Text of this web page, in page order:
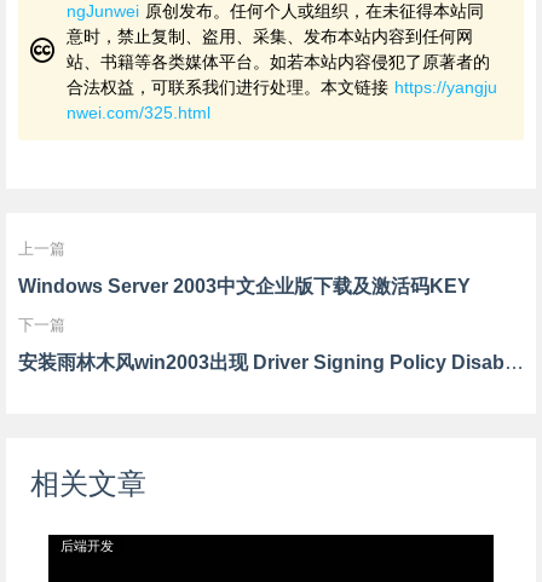
ngJunwei 原创发布。任何个人或组织，在未征得本站同
意时，禁止复制、盗用、采集、发布本站内容到任何网
站、书籍等各类媒体平台。如若本站内容侵犯了原著者的
合法权益，可联系我们进行处理。本文链接 https://yangju
nwei.com/325.html
上一篇
Windows Server 2003中文企业版下载及激活码KEY
下一篇
安装雨林木风win2003出现 Driver Signing Policy Disabler
相关文章
后端开发